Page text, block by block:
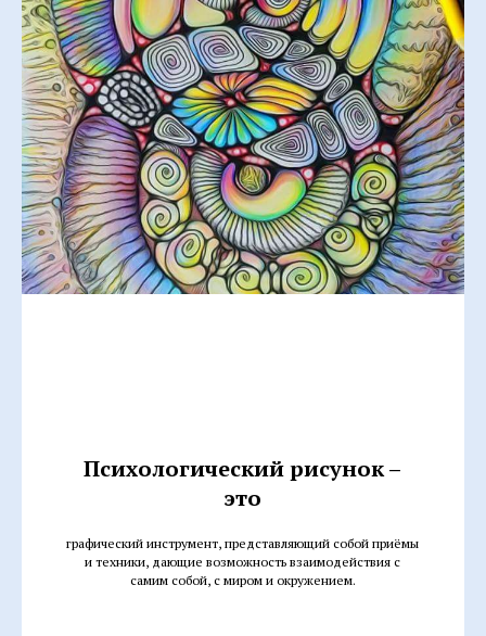
Психологический рисунок –
это
графический инструмент, представляющий собой приёмы
и техники, дающие возможность взаимодействия с
самим собой, с миром и окружением.